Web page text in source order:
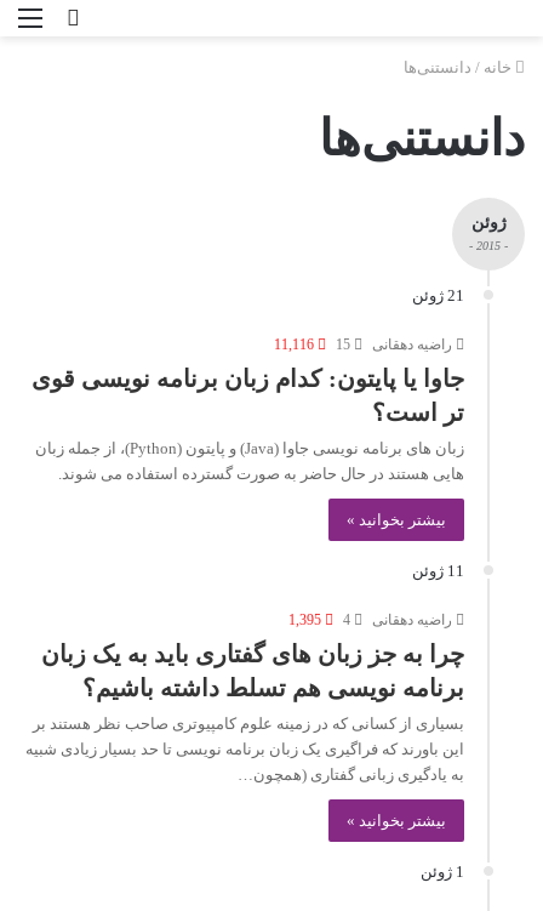
خانه / دانستنی‌ها
دانستنی‌ها
ژوئن
- 2015 -
21 ژوئن
راضیه دهقانی 15
11,116
جاوا یا پایتون: کدام زبان برنامه نویسی قوی
تر است؟
زبان های برنامه نویسی جاوا (Java) و پایتون (Python)، از جمله زبان
هایی هستند در حال حاضر به صورت گسترده استفاده می شوند.
بیشتر بخوانید »
11 ژوئن
راضیه دهقانی 4
1,395
چرا به جز زبان های گفتاری باید به یک زبان
برنامه نویسی هم تسلط داشته باشیم؟
بسیاری از کسانی که در زمینه علوم کامپیوتری صاحب نظر هستند بر
این باورند که فراگیری یک زبان برنامه نویسی تا حد بسیار زیادی شبیه
به یادگیری زبانی گفتاری (همچون…
بیشتر بخوانید »
1 ژوئن